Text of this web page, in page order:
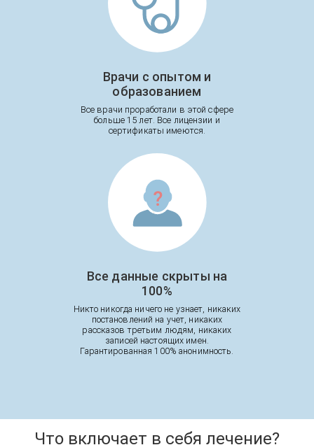
Врачи с опытом и
образованием
Все врачи проработали в этой сфере
больше 15 лет. Все лицензии и
сертификаты имеются.
Все данные скрыты на
100%
Никто никогда ничего не узнает, никаких
постановлений на учет, никаких
рассказов третьим людям, никаких
записей настоящих имен.
Гарантированная 100% анонимность.
Что включает в себя лечение?